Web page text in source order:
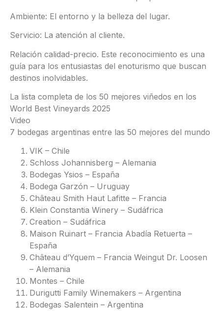
Ambiente: El entorno y la belleza del lugar.
Servicio: La atención al cliente.
Relación calidad-precio. Este reconocimiento es una
guía para los entusiastas del enoturismo que buscan
destinos inolvidables.
La lista completa de los 50 mejores viñedos en los
World Best Vineyards 2025
Video
7 bodegas argentinas entre las 50 mejores del mundo
VIK – Chile
Schloss Johannisberg – Alemania
Bodegas Ysios – España
Bodega Garzón – Uruguay
Château Smith Haut Lafitte – Francia
Klein Constantia Winery – Sudáfrica
Creation – Sudáfrica
Maison Ruinart – Francia Abadía Retuerta –
España
Château d’Yquem – Francia Weingut Dr. Loosen
– Alemania
Montes – Chile
Durigutti Family Winemakers – Argentina
Bodegas Salentein – Argentina